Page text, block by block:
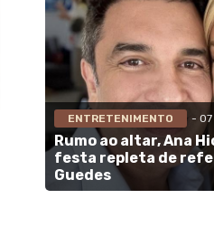
ENTRETENIMENTO -
Rumo ao altar, Ana
festa repleta de
Guedes